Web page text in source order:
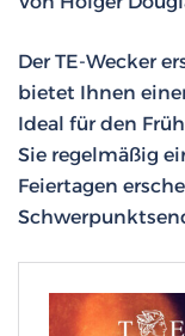
Der TE-Wecker
bietet Ihnen
Ideal für den
Sie regelmäßig
Feiertagen